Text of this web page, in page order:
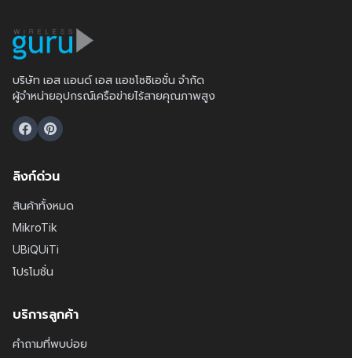
บริษัท เอส แอนด์ เอส แอชโซซิเอชั่น จำกัด
ผู้จำหน่ายอุปกรณ์เครือข่ายไร้สายคุณภาพสูง
ลิงก์ด่วน
สินค้าทั้งหมด
MikroTik
UBiQUiTi
โปรโมชั่น
บริการลูกค้า
คำถามที่พบบ่อย